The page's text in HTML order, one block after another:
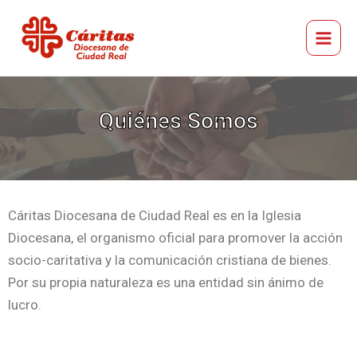
contenido
Menu
Quiénes Somos
Cáritas Diocesana de Ciudad Real es en la Iglesia
Diocesana, el organismo oficial para promover la acción
socio-caritativa y la comunicación cristiana de bienes.
Por su propia naturaleza es una entidad sin ánimo de
lucro.